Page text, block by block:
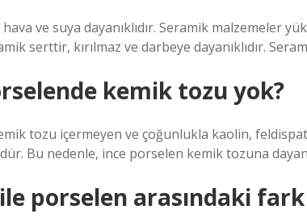
ve suya dayanıklıdır. Seramik malzemeler
serttir, kırılmaz ve darbeye dayanıklıdır.
kemik tozu yok?
tozu içermeyen ve çoğunlukla kaolin,
Bu nedenle, ince porselen kemik tozuna
porselen arasındaki